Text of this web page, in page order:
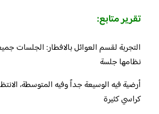
تقرير متابع:
التجربة لقسم العوائل بالافطار: الجلسات
نظامها جلسة
أرضية فيه الوسيعة جداً وفيه المتوسطة،
كراسي كثيرة